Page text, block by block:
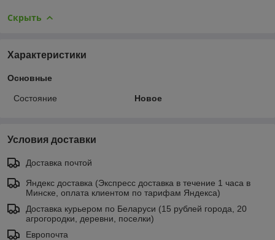
Скрыть
Характеристики
Основные
Состояние Новое
Условия доставки
Доставка почтой
Яндекс доставка (Экспресс доставка в течение 1 часа в
Минске, оплата клиентом по тарифам Яндекса)
Доставка курьером по Беларуси (15 рублей города, 20
агрогородки, деревни, поселки)
Европочта